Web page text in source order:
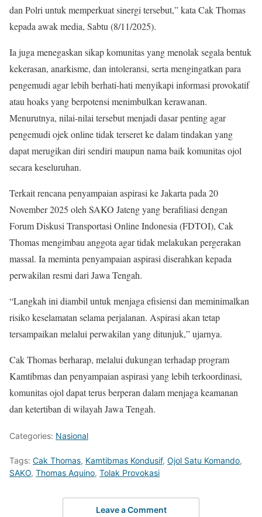
dan Polri untuk memperkuat sinergi tersebut,” kata Cak Thomas
kepada awak media, Sabtu (8/11/2025).
Ia juga menegaskan sikap komunitas yang menolak segala bentuk
kekerasan, anarkisme, dan intoleransi, serta mengingatkan para
pengemudi agar lebih berhati-hati menyikapi informasi provokatif
atau hoaks yang berpotensi menimbulkan kerawanan.
Menurutnya, nilai-nilai tersebut menjadi dasar penting agar
pengemudi ojek online tidak terseret ke dalam tindakan yang
dapat merugikan diri sendiri maupun nama baik komunitas ojol
secara keseluruhan.
Terkait rencana penyampaian aspirasi ke Jakarta pada 20
November 2025 oleh SAKO Jateng yang berafiliasi dengan
Forum Diskusi Transportasi Online Indonesia (FDTOI), Cak
Thomas mengimbau anggota agar tidak melakukan pergerakan
massal. Ia meminta penyampaian aspirasi diserahkan kepada
perwakilan resmi dari Jawa Tengah.
“Langkah ini diambil untuk menjaga efisiensi dan meminimalkan
risiko keselamatan selama perjalanan. Aspirasi akan tetap
tersampaikan melalui perwakilan yang ditunjuk,” ujarnya.
Cak Thomas berharap, melalui dukungan terhadap program
Kamtibmas dan penyampaian aspirasi yang lebih terkoordinasi,
komunitas ojol dapat terus berperan dalam menjaga keamanan
dan ketertiban di wilayah Jawa Tengah.
Categories: Nasional
Tags: Cak Thomas, Kamtibmas Kondusif, Ojol Satu Komando,
SAKO, Thomas Aquino, Tolak Provokasi
Leave a Comment